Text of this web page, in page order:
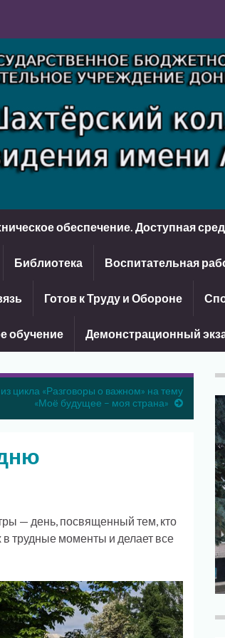
обеспечение. Доступная
Библиотека Воспитательная
Готов к Труду и Обороне
обучение Демонстрационный
цикла «Разговоры о важном» на тему
«Моё будущее – моя страна»
— день, посвященный тем, кто
трудные моменты и делает все